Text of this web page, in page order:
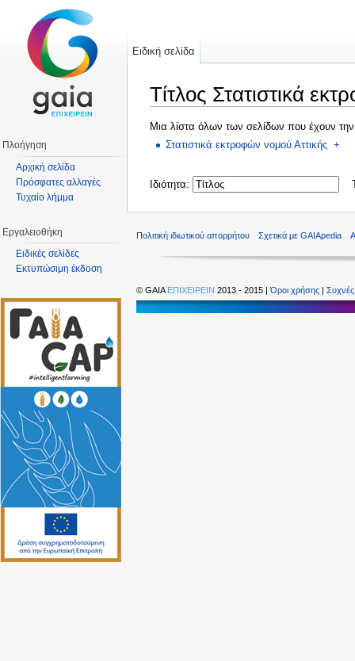
Τίτλος Στατιστικά
Μια λίστα όλων των σελίδων που έχουν την
Στατιστικά εκτροφών νομού Αττικής +
Ιδιότητα:
Ειδική σελίδα
Πλοήγηση
Αρχική σελίδα
Πρόσφατες αλλαγές
Τυχαίο λήμμα
Εργαλειοθήκη
Ειδικές σελίδες
Εκτυπώσιμη έκδοση
Πολιτική ιδιωτικού απορρήτου Σχετικά με GAIApedia
© GAIA ΕΠΙΧΕΙΡΕΙΝ 2013 - 2015 |Όροι χρήσης | Συχνές